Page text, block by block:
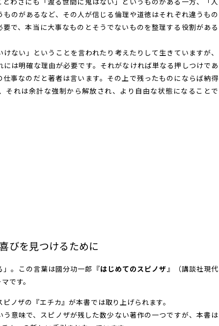
のがあるなど、その人が信じる倫理や道徳はそれぞれ違うもの
で、本当に大事なものとそうでないものを整理する役割がある
ない」ということを言われたり考えたりして生きていますが、
は明確な理由が必要です。それがなければ単なる押しつけであ
仕事なのだと著者は言います。その上で残ったものにならば納得
それは余計な強制から解放され、より自由な状態になることで
びを見つけるために
。この言葉は國分功一郎『はじめてのスピノザ』（講談社現代
です。
ノザの『エチカ』が本書では取り上げられます。
意味で、スピノザが残した数少ない著作の一つですが、本書は